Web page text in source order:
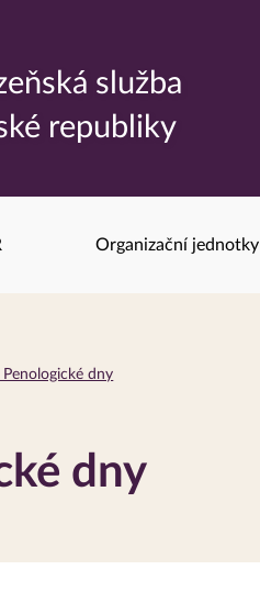
služba
republiky
Organizační jednotky
Penologické dny
dny